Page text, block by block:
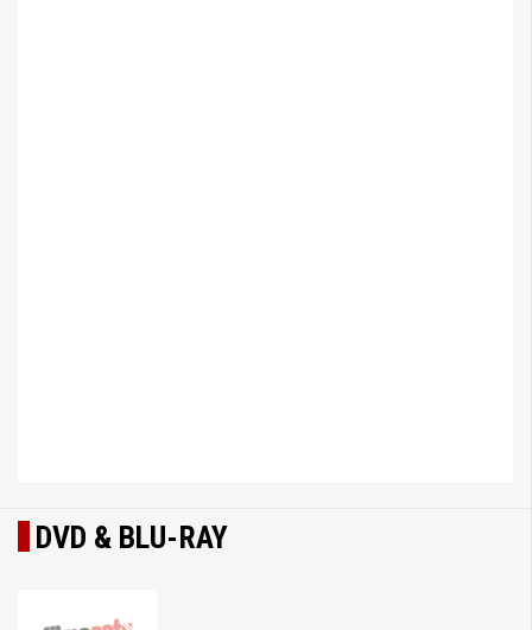
DVD & BLU-RAY